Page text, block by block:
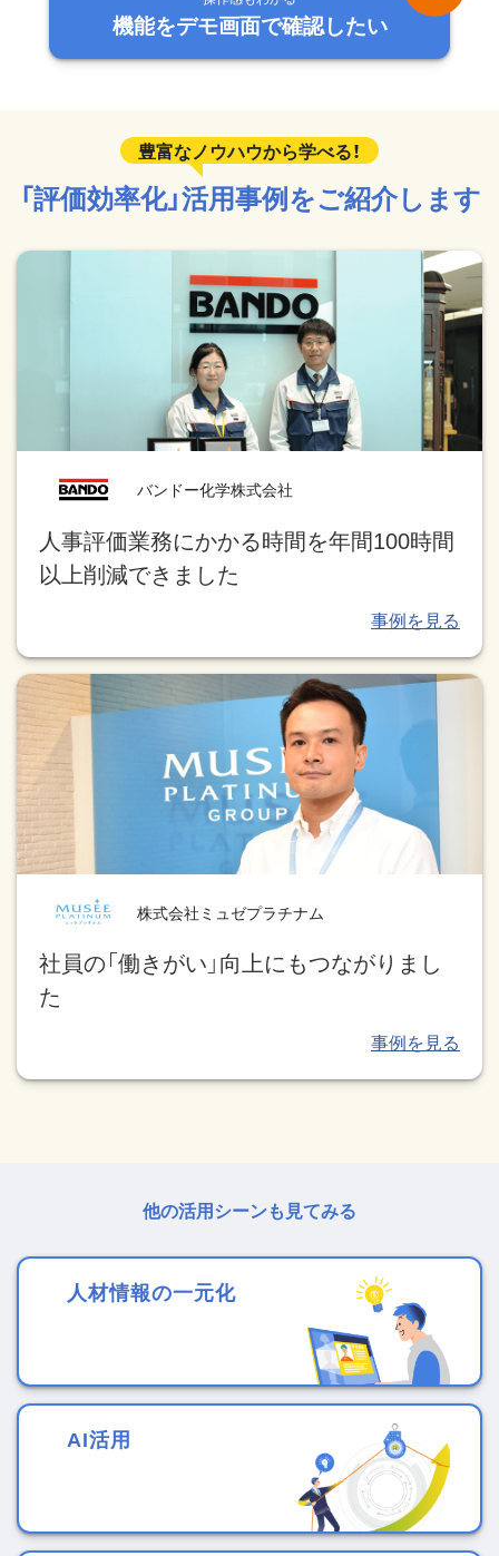
機能をデモ画面で確認したい
「評価効率化」活用事例をご紹介します
バンドー化学株式会社
人事評価業務にかかる時間を年間100時間
以上削減できました
株式会社ミュゼプラチナム
社員の「働きがい」向上にもつながりまし
た
他の活用シーンも見てみる
人材情報の一元化
AI活用